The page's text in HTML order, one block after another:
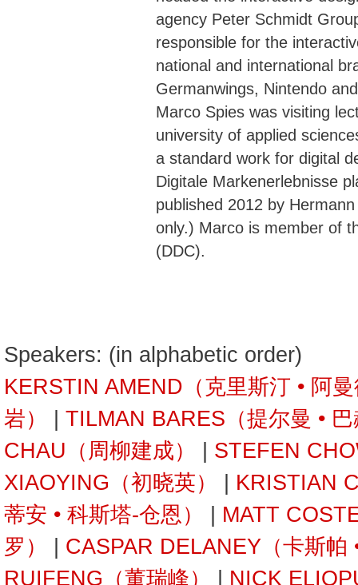
agency Peter Schmidt
responsible for the
national and international
Germanwings, Nintendo
Marco Spies was visiting
university of applied
a standard work for digital
Digitale Markenerlebnisse
published 2012 by
only.) Marco is member of
(DDC).
Speakers: (in alphabetic order)
KERSTIN AMEND（克里斯汀 • 阿
岩）
TILMAN BARES（提尔曼 •
CHAU（周柳建成）
STEFEN
XIAOYING（初晓英）
KRISTIAN
蒂安 • 科斯塔-仓恩）
MATT
罗）
CASPAR DELANEY（卡斯帕
RUIFENG（董瑞峰）
NICK